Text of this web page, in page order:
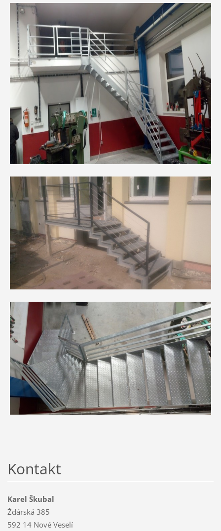
Kontakt
Karel Škubal
Ždárská 385
592 14 Nové Veselí